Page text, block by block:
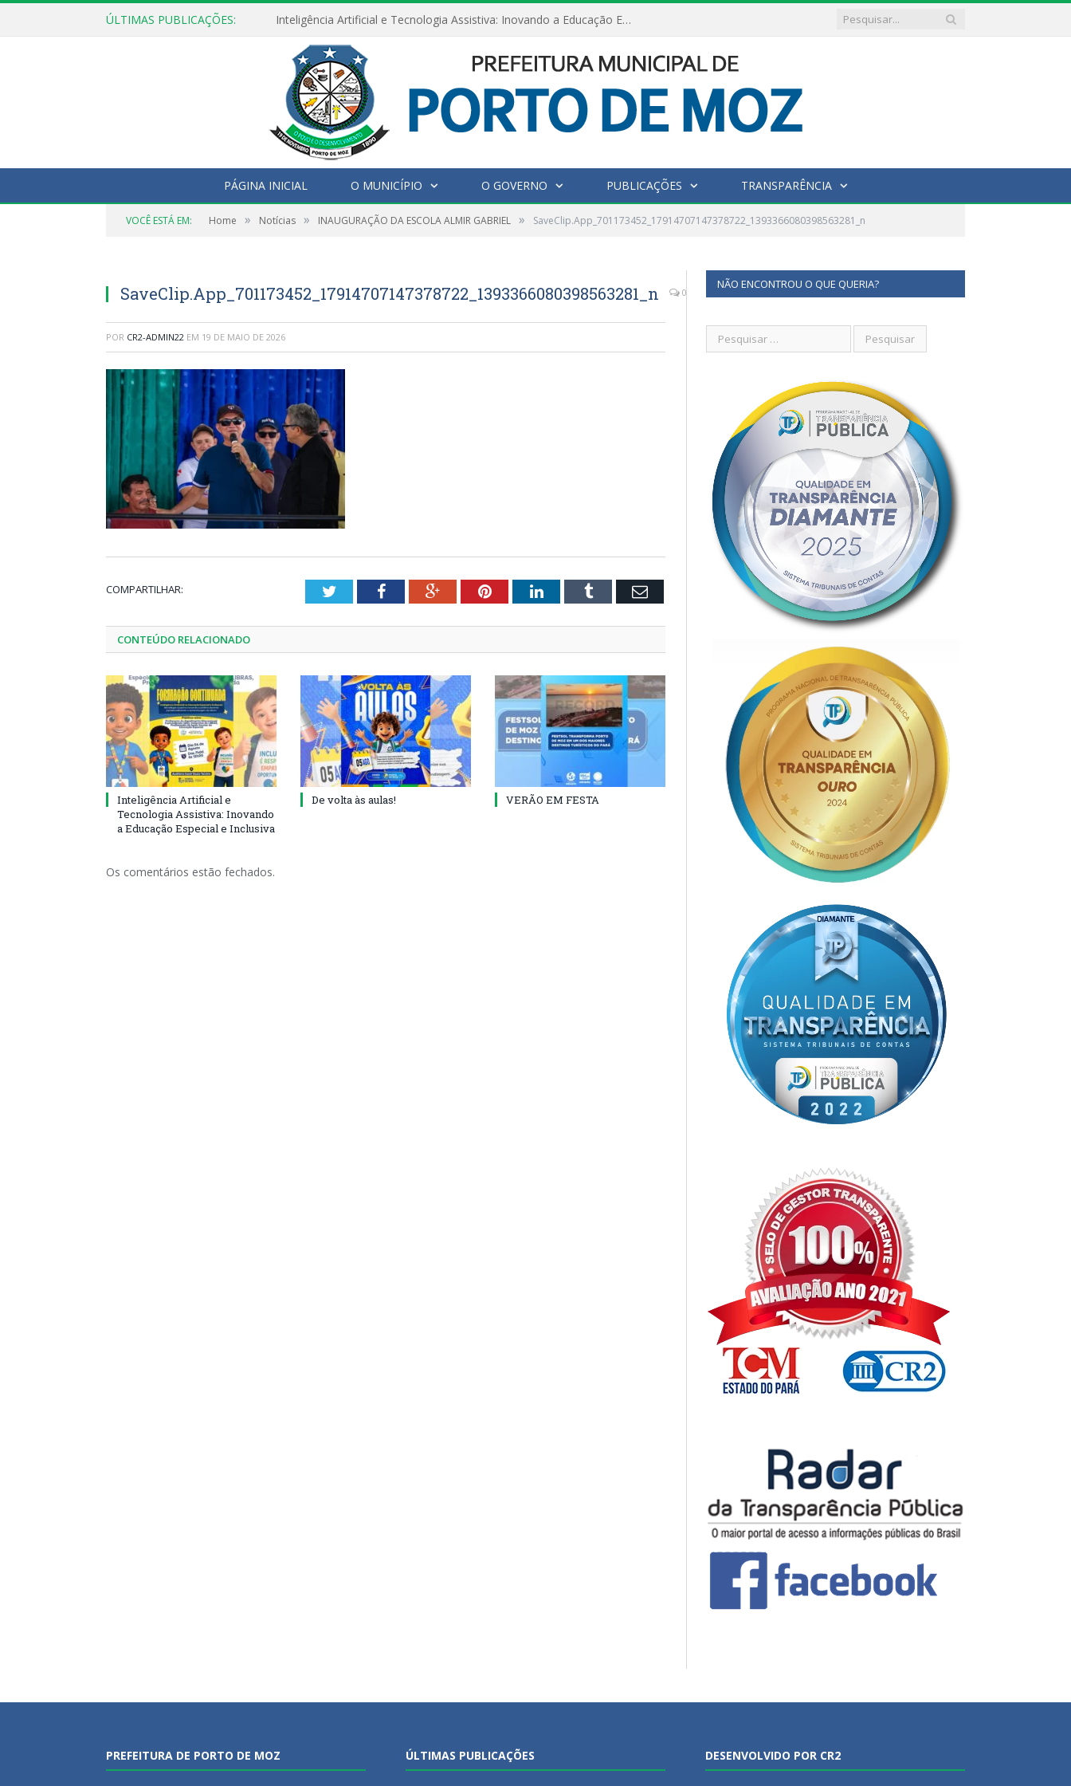
ÚLTIMAS PUBLICAÇÕES: Inteligência Artificial e Tecnologia Assistiva: Inovando a Educação Especial e Inclusiva
PÁGINA INICIAL O MUNICÍPIO O GOVERNO PUBLICAÇÕES TRANSPARÊNCIA
VOCÊ ESTÁ EM: Home » Notícias » INAUGURAÇÃO DA ESCOLA ALMIR GABRIEL » SaveClip.App_701173452_17914707147378722_1393366080398563281_n
SaveClip.App_701173452_17914707147378722_1393366080398563281_n 0
POR CR2-ADMIN22 EM 19 DE MAIO DE 2026
COMPARTILHAR: TwitterFacebookGoogle+PinterestLinkedInTumblr Email
CONTEÚDO RELACIONADO
Inteligência Artificial e
Tecnologia Assistiva: Inovando
a Educação Especial e Inclusiva
De volta às aulas! VERÃO EM FESTA
Os comentários estão fechados.
NÃO ENCONTROU O QUE QUERIA?
PREFEITURA DE PORTO DE MOZ ÚLTIMAS PUBLICAÇÕES DESENVOLVIDO POR CR2